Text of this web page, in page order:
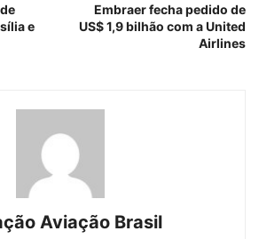
e
Embraer fecha pedido de
US$ 1,9 bilhão com a United
Airlines
Aviação Brasil